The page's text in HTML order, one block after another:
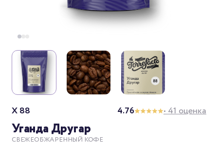
Уганда Другар
СВЕЖЕОБЖАРЕННЫЙ КОФЕ
X 88 4.76 • 41 оценка